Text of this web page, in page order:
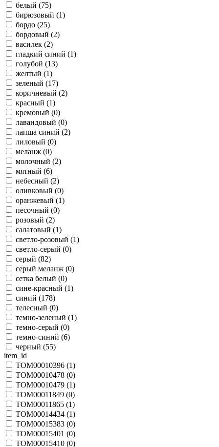
белый (75)
бирюзовый (1)
бордо (25)
бордовый (2)
василек (2)
гладкий синий (1)
голубой (13)
желтый (1)
зеленый (17)
коричневый (2)
красный (1)
кремовый (0)
лавандовый (0)
лапша синий (2)
лиловый (0)
меланж (0)
молочный (2)
мятный (6)
небесный (2)
оливковый (0)
оранжевый (1)
песочный (0)
розовый (2)
салатовый (1)
светло-розовый (1)
светло-серый (0)
серый (82)
серый меланж (0)
сетка белый (0)
сине-красный (1)
синий (178)
телесный (0)
темно-зеленый (1)
темно-серый (0)
темно-синий (6)
черный (55)
item_id
TOM00010396 (1)
TOM00010478 (0)
TOM00010479 (1)
TOM00011849 (0)
TOM00011865 (1)
TOM00014434 (1)
TOM00015383 (0)
TOM00015401 (0)
TOM00015410 (0)